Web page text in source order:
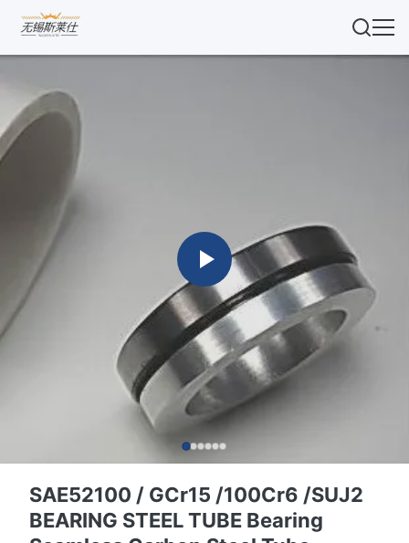
SAE52100 / GCr15 /100Cr6 /SUJ2
BEARING STEEL TUBE Bearing